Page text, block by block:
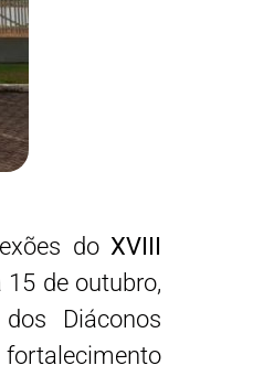
do XVIII
de outubro,
Diáconos
fortalecimento